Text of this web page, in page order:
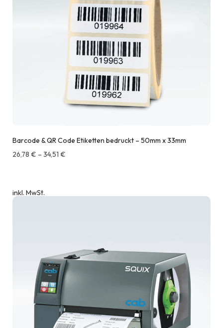
Barcode & QR Code Etiketten bedruckt – 50mm x 33mm
26,78 € – 34,51 €
inkl. MwSt.